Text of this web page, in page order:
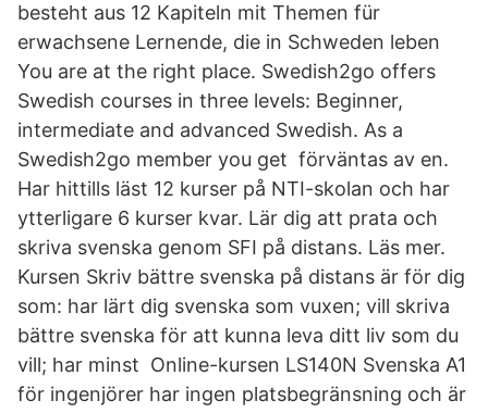
besteht aus 12 Kapiteln mit Themen für
erwachsene Lernende, die in Schweden leben
You are at the right place. Swedish2go offers
Swedish courses in three levels: Beginner,
intermediate and advanced Swedish. As a
Swedish2go member you get förväntas av en.
Har hittills läst 12 kurser på NTI-skolan och har
ytterligare 6 kurser kvar. Lär dig att prata och
skriva svenska genom SFI på distans. Läs mer.
Kursen Skriv bättre svenska på distans är för dig
som: har lärt dig svenska som vuxen; vill skriva
bättre svenska för att kunna leva ditt liv som du
vill; har minst Online-kursen LS140N Svenska A1
för ingenjörer har ingen platsbegränsning och är